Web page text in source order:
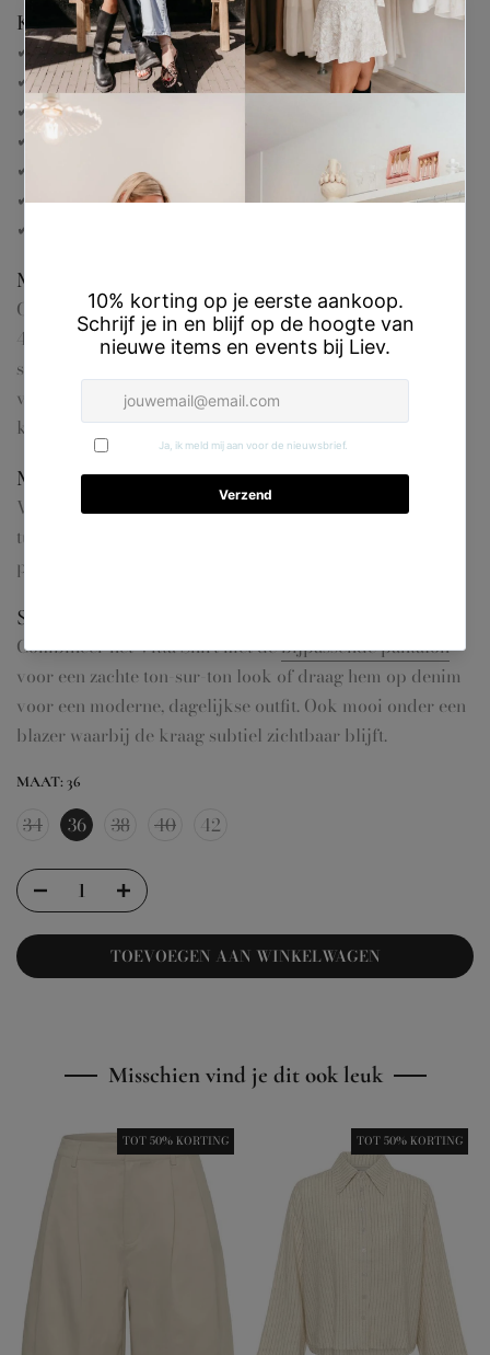
Kenmerken
✔ Casual fit
✔ Geweven kwaliteit
✔ Verticale krijtstreep
✔ Klassieke kraag
✔ Knoopsluiting aan de voorzijde
✔ Iets langer aan de achterkant
✔ Tijdloos en veelzijdig ontwerp
Materiaal & kwaliteit
Gemaakt van 80% gerecycled polyester, 16% viscose en
4% elastaan. De stof voelt soepel aan, heeft een lichte
stretch en behoudt mooi zijn vorm. Dankzij het gebruik
van gerecycled polyester is deze blouse een bewustere
keuze zonder in te leveren op comfort en uitstraling.
Maattip
Valt normaal op maat met een ontspannen fit. Twijfel je
tussen twee maten? Kies dan je eigen maat voor een losse
pasvorm of de kleinste maat voor iets meer aansluiting.
Styling tip van Liev
Combineer het Vitta Shirt met debijpassende pantalon
voor een zachte ton-sur-ton look of draag hem op denim
voor een moderne, dagelijkse outfit. Ook mooi onder een
blazer waarbij de kraag subtiel zichtbaar blijft.
MAAT: 36
34 36 38 40 42
TOEVOEGEN AAN WINKELWAGEN
Misschien vind je dit ook leuk
TOT 50% KORTING TOT 50% KORTING